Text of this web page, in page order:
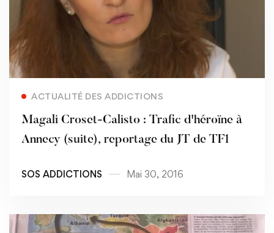
ACTUALITÉ DES ADDICTIONS
Magali Croset-Calisto : Trafic d'héroïne à
Annecy (suite), reportage du JT de TF1
SOS ADDICTIONS Mai 30, 2016